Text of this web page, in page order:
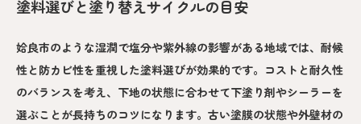
塗料選びと塗り替えサイクルの目安
姶良市のような湿潤で塩分や紫外線の影響がある地域では、耐候
性と防カビ性を重視した塗料選びが効果的です。コストと耐久性
のバランスを考え、下地の状態に合わせて下塗り剤やシーラーを
選ぶことが長持ちのコツになります。古い塗膜の状態や外壁材の